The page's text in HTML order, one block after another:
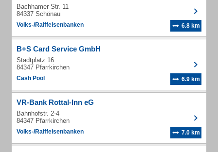
Bachhamer Str. 11
84337 Schönau
Volks-/Raiffeisenbanken 6.8 km
B+S Card Service GmbH
Stadtplatz 16
84347 Pfarrkirchen
Cash Pool 6.9 km
VR-Bank Rottal-Inn eG
Bahnhofstr. 2-4
84347 Pfarrkirchen
Volks-/Raiffeisenbanken 7.0 km